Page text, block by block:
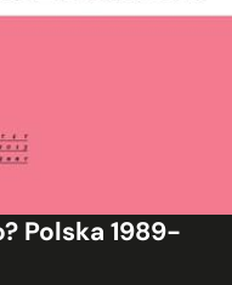
Polska 1989-